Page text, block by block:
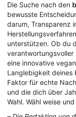
Die Suche nach den
bewusste
darum, Transparenz
unterstützen. Ob du
eine innovative
Langlebigkeit deines
Faktor für echte
und die dich über
Wahl. Wähl weise